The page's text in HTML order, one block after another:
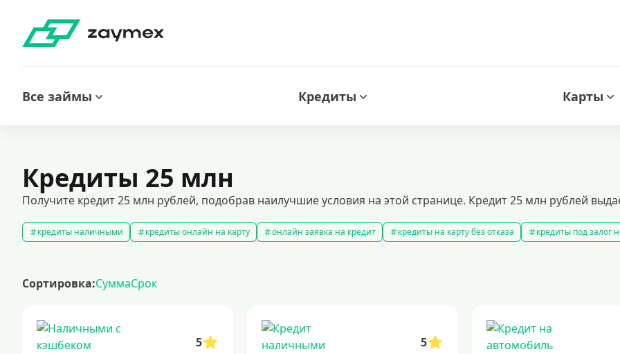
Все займы Кредиты Карты
Кредиты 25 млн
Получите кредит 25 млн рублей, подобрав наилучшие условия на этой странице. Кредит 25 млн рублей
кредиты наличными кредиты онлайн на карту онлайн заявка на кредит кредиты на карту без отказа
кредиты под залог
кредит на 200000 рублей
срочный кредит
Сортировка:СуммаСрок
5 5